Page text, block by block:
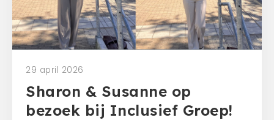
29 april 2026
Sharon & Susanne op
bezoek bij Inclusief Groep!